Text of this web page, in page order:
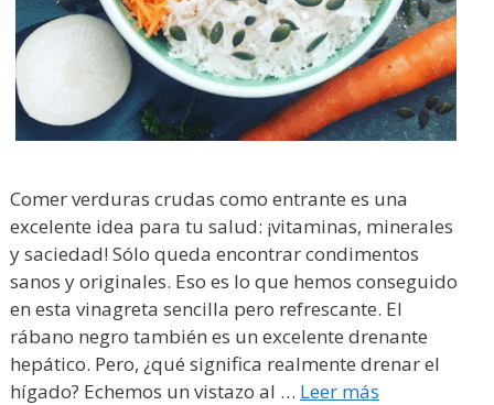
Comer verduras crudas como entrante es una
excelente idea para tu salud: ¡vitaminas, minerales
y saciedad! Sólo queda encontrar condimentos
sanos y originales. Eso es lo que hemos conseguido
en esta vinagreta sencilla pero refrescante. El
rábano negro también es un excelente drenante
hepático. Pero, ¿qué significa realmente drenar el
hígado? Echemos un vistazo al … Leer más